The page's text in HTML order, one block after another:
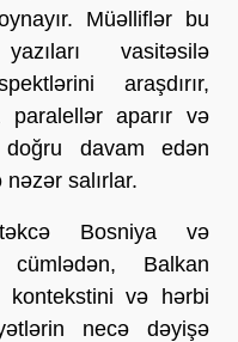
Müəlliflər bu
vasitəsilə
araşdırır,
paralellər aparır və
davam edən
salırlar.
Bosniya və
Balkan
və hərbi
necə dəyişə